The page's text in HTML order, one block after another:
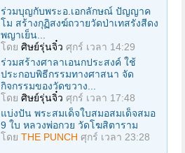
ร่วมบุญกับพระอ.เอกลักษณ์ ปัญญาค
โม สร้างกุฏิสงฆ์ถวายวัดป่าเทสรังสีดง
พญาเย็น...
โดย ศิษย์รุ่นจิ๋ว ศุกร์ เวลา 14:29
ร่วมสร้างศาลาเอนกประสงค์ ใช้
ประกอบพิธีกรรมทางศาสนา จัด
กิจกรรมของวัดขวาง...
โดย ศิษย์รุ่นจิ๋ว ศุกร์ เวลา 17:48
แบ่งปัน พระสมเด็จใบสมอสมเด็จสมอ
9 ใบ หลวงพ่อกวย วัดโฆสิตาราม
โดย THE PUNCH ศุกร์ เวลา 23:28